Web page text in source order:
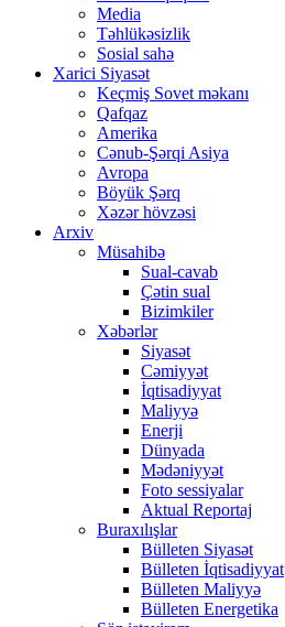
Media
Təhlükəsizlik
Sosial sahə
Xarici Siyasət
Keçmiş Sovet məkanı
Qafqaz
Amerika
Cənub-Şərqi Asiya
Avropa
Böyük Şərq
Xəzər hövzəsi
Arxiv
Müsahibə
Sual-cavab
Çətin sual
Bizimkiler
Xəbərlər
Siyasət
Cəmiyyət
İqtisadiyyat
Maliyyə
Enerji
Dünyada
Mədəniyyət
Foto sessiyalar
Aktual Reportaj
Buraxılışlar
Bülleten Siyasət
Bülleten İqtisadiyyat
Bülleten Maliyyə
Bülleten Energetika